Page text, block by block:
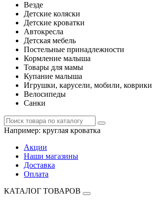
Везде
Детские коляски
Детские кроватки
Автокресла
Детская мебель
Постельные принадлежности
Кормление малыша
Товары для мамы
Купание малыша
Игрушки, карусели, мобили, коврики
Велосипеды
Санки
Например: круглая кроватка
Акции
Наши магазины
Доставка
Оплата
КАТАЛОГ ТОВАРОВ